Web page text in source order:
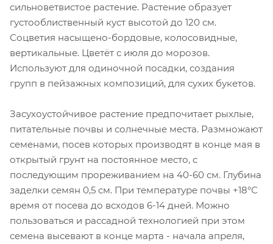
сильноветвистое растение. Растение образует
густооблиственный куст высотой до 120 см.
Соцветия насыщено-бордовые, колосовидные,
вертикальные. Цветёт с июля до морозов.
Используют для одиночной посадки, создания
групп в пейзажных композиций, для сухих букетов.
Засухоустойчивое растение предпочитает рыхлые,
питательные почвы и солнечные места. Размножают
семенами, посев которых производят в конце мая в
открытый грунт на постоянное место, с
последующим прореживанием на 40-60 см. Глубина
заделки семян 0,5 см. При температуре почвы +18°С
время от посева до всходов 6-14 дней. Можно
пользоваться и рассадной технологией при этом
семена высевают в конце марта - начала апреля,